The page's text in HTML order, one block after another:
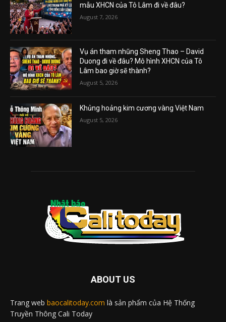
mẫu XHCN của Tô Lâm đi về đâu?
August 7, 2026
Vụ án tham nhũng Sheng Thao – David
Duong đi về đâu? Mô hình XHCN của Tô
Lâm bao giờ sẽ thành?
August 5, 2026
Khủng hoảng kim cương vàng Việt Nam
August 5, 2026
ABOUT US
Trang web baocalitoday.com là sản phẩm của Hệ Thống
Truyền Thông Cali Today